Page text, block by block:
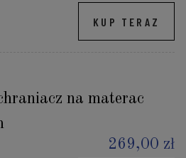
KUP TERAZ
na materac
269,00 zł